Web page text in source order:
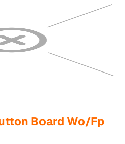
Board Wo/Fp